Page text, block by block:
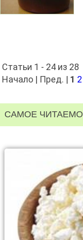
Статьи 1 - 24 из 28
Начало | Пред. | 1 2
САМОЕ